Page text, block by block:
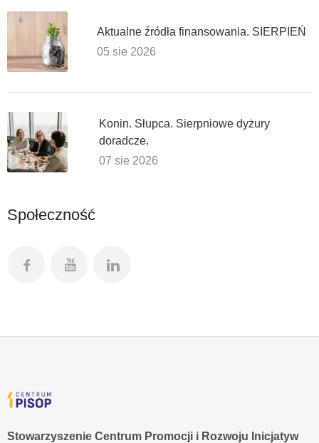
Aktualne źródła finansowania. SIERPIEŃ
05 sie 2026
Konin. Słupca. Sierpniowe dyżury
doradcze.
07 sie 2026
Społeczność
Stowarzyszenie Centrum Promocji i Rozwoju Inicjatyw